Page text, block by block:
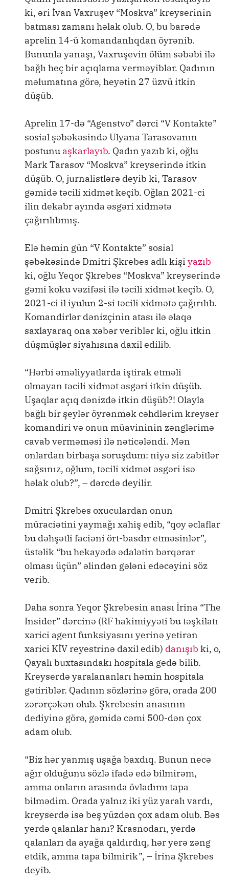
ki, əri İvan Vaxruşev “Moskva” kreyserinin
batması zamanı həlak olub. O, bu barədə
aprelin 14-ü komandanlıqdan öyrənib.
Bununla yanaşı, Vaxruşevin ölüm səbəbi ilə
bağlı heç bir açıqlama verməyiblər. Qadının
məlumatına görə, heyətin 27 üzvü itkin
düşüb.
Aprelin 17-də “Agenstvo” dərci “V Kontakte”
sosial şəbəkəsində Ulyana Tarasovanın
postunu aşkarlayıb. Qadın yazıb ki, oğlu
Mark Tarasov “Moskva” kreyserində itkin
düşüb. O, jurnalistlərə deyib ki, Tarasov
gəmidə təcili xidmət keçib. Oğlan 2021-ci
ilin dekabr ayında əsgəri xidmətə
çağırılıbmış.
Elə həmin gün “V Kontakte” sosial
şəbəkəsində Dmitri Şkrebes adlı kişi yazıb
ki, oğlu Yeqor Şkrebes “Moskva” kreyserində
gəmi koku vəzifəsi ilə təcili xidmət keçib. O,
2021-ci il iyulun 2-si təcili xidmətə çağırılıb.
Komandirlər dənizçinin atası ilə əlaqə
saxlayaraq ona xəbər veriblər ki, oğlu itkin
düşmüşlər siyahısına daxil edilib.
“Hərbi əməliyyatlarda iştirak etməli
olmayan təcili xidmət əsgəri itkin düşüb.
Uşaqlar açıq dənizdə itkin düşüb?! Olayla
bağlı bir şeylər öyrənmək cəhdlərim kreyser
komandiri və onun müavininin zənglərimə
cavab verməməsi ilə nəticələndi. Mən
onlardan birbaşa soruşdum: niyə siz zabitlər
sağsınız, oğlum, təcili xidmət əsgəri isə
həlak olub?”, – dərcdə deyilir.
Dmitri Şkrebes oxuculardan onun
müraciətini yaymağı xahiş edib, “qoy əclaflar
bu dəhşətli faciəni ört-basdır etməsinlər”,
üstəlik “bu hekayədə ədalətin bərqərar
olması üçün” əlindən gələni edəcəyini söz
verib.
Daha sonra Yeqor Şkrebesin anası İrina “The
Insider” dərcinə (RF hakimiyyəti bu təşkilatı
xarici agent funksiyasını yerinə yetirən
xarici KİV reyestrinə daxil edib) danışıb ki, o,
Qayalı buxtasındakı hospitala gedə bilib.
Kreyserdə yaralananları həmin hospitala
gətiriblər. Qadının sözlərinə görə, orada 200
zərərçəkən olub. Şkrebesin anasının
dediyinə görə, gəmidə cəmi 500-dən çox
adam olub.
“Biz hər yanmış uşağa baxdıq. Bunun necə
ağır olduğunu sözlə ifadə edə bilmirəm,
amma onların arasında övladımı tapa
bilmədim. Orada yalnız iki yüz yaralı vardı,
kreyserdə isə beş yüzdən çox adam olub. Bəs
yerdə qalanlar hanı? Krasnodarı, yerdə
qalanları da ayağa qaldırdıq, hər yerə zəng
etdik, amma tapa bilmirik”, – İrina Şkrebes
deyib.